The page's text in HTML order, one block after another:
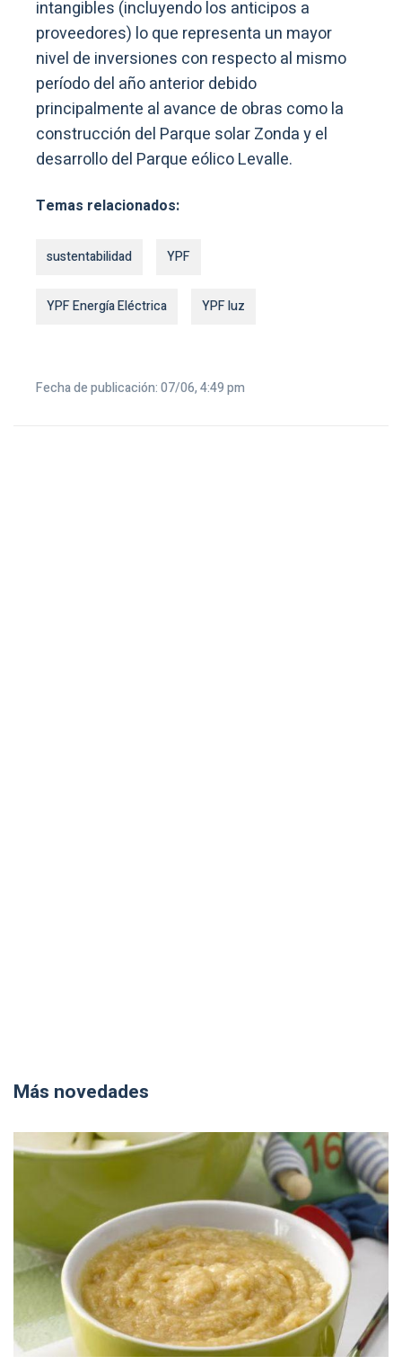
intangibles (incluyendo los anticipos a
proveedores) lo que representa un mayor
nivel de inversiones con respecto al mismo
período del año anterior debido
principalmente al avance de obras como la
construcción del Parque solar Zonda y el
desarrollo del Parque eólico Levalle.
Temas relacionados:
sustentabilidad YPF
YPF Energía Eléctrica YPF luz
Fecha de publicación: 07/06, 4:49 pm
Más novedades